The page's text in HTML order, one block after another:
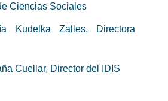
Ciencias Sociales
Kudelka Zalles, Directora
Cuellar, Director del IDIS